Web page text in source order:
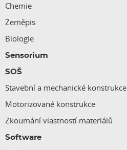
Chemie
Zeměpis
Biologie
Sensorium
SOŠ
Stavební a mechanické konstrukce
Motorizované konstrukce
Zkoumání vlastností materiálů
Software